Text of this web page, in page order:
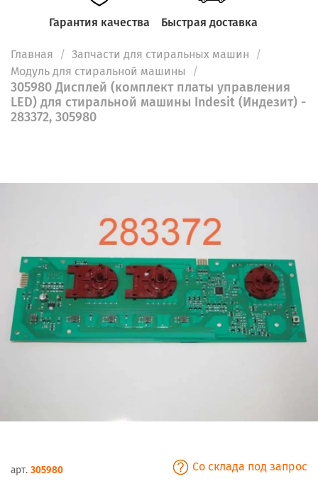
Гарантия качества Быстрая доставка
Главная
Запчасти для стиральных машин
Модуль для стиральной машины
305980 Дисплей (комплект платы управления
LED) для стиральной машины Indesit (Индезит) -
283372, 305980
арт. 305980 Со склада под запрос